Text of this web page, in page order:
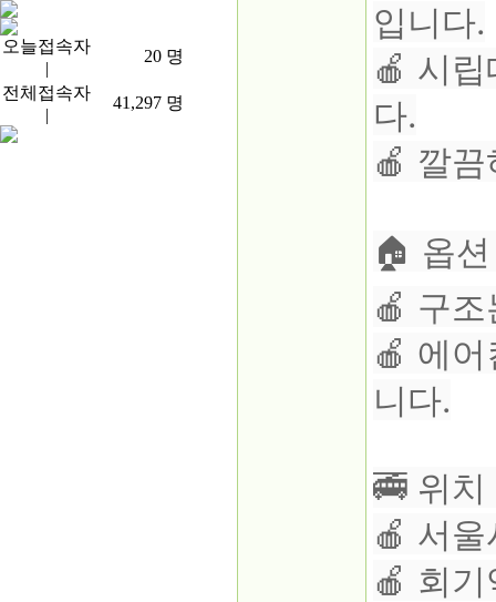
오늘접속자
|
20 명
전체접속자
|
41,297 명
입니다.
🍎 시
다.
🍎 깔
🏠 옵
🍎 구
🍎 에
니다.
🚎 위치
🍎 서
🍎 회